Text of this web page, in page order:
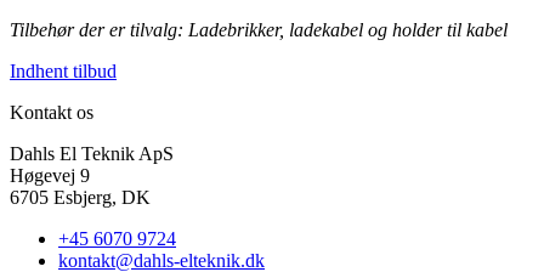
Tilbehør der er tilvalg: Ladebrikker, ladekabel og holder til kabel
Indhent tilbud
Kontakt os
Dahls El Teknik ApS
Høgevej 9
6705 Esbjerg, DK
+45 6070 9724
kontakt@dahls-elteknik.dk